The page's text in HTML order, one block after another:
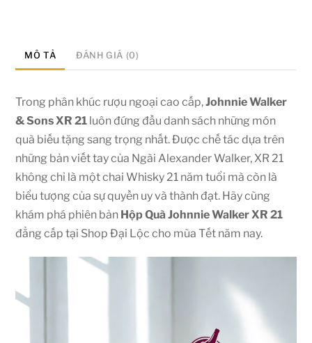
MÔ TẢ ĐÁNH GIÁ (0)
Trong phân khúc rượu ngoại cao cấp,Johnnie Walker
& Sons XR 21 luôn đứng đầu danh sách những món
quà biếu tặng sang trọng nhất. Được chế tác dựa trên
những bản viết tay của Ngài Alexander Walker, XR 21
không chỉ là một chai Whisky 21 năm tuổi mà còn là
biểu tượng của sự quyền uy và thành đạt. Hãy cùng
khám phá phiên bản Hộp Quà Johnnie Walker XR 21
đẳng cấp tại Shop Đại Lộc cho mùa Tết năm nay.